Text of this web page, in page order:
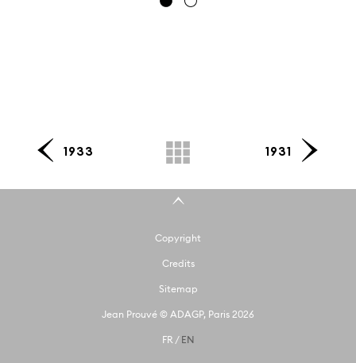
1933 1931
Copyright
Credits
Sitemap
Jean Prouvé © ADAGP, Paris 2026
FR / EN